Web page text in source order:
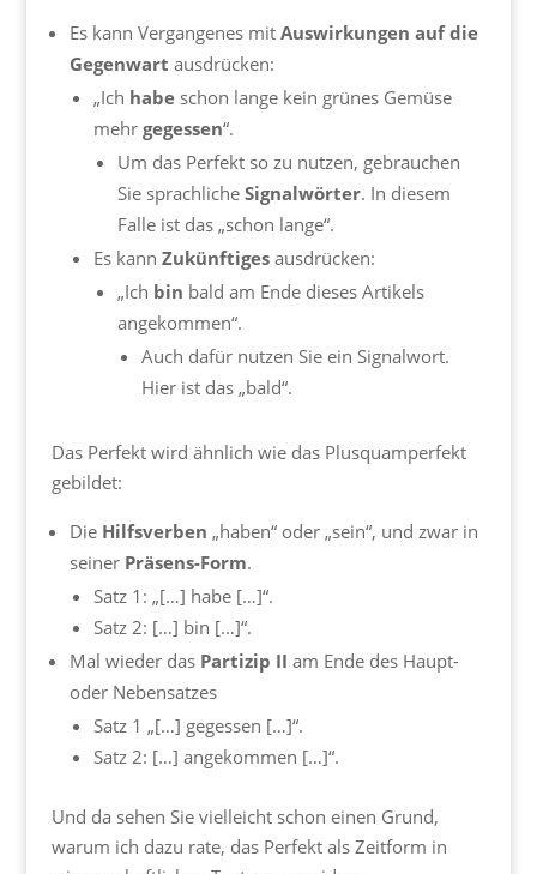
Es kann Vergangenes mit Auswirkungen auf die
Gegenwart ausdrücken:
„Ich habeschon lange kein grünes Gemüse
mehr gegessen“.
Um das Perfekt so zu nutzen, gebrauchen
Sie sprachliche Signalwörter. In diesem
Falle ist das „schon lange“.
Es kann Zukünftigesausdrücken:
„Ich bin bald am Ende dieses Artikels
angekommen“.
Auch dafür nutzen Sie ein Signalwort.
Hier ist das „bald“.
Das Perfekt wird ähnlich wie das Plusquamperfekt
gebildet:
Die Hilfsverben „haben“ oder „sein“, und zwar in
seiner Präsens-Form.
Satz 1: „[…] habe […]“.
Satz 2: […] bin […]“.
Mal wieder das Partizip II am Ende des Haupt-
oder Nebensatzes
Satz 1 „[…] gegessen […]“.
Satz 2: […] angekommen […]“.
Und da sehen Sie vielleicht schon einen Grund,
warum ich dazu rate, das Perfekt als Zeitform in